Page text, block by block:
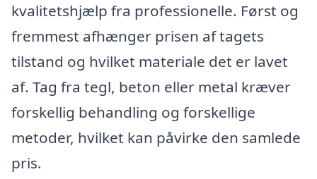
kvalitetshjælp fra professionelle. Først og
fremmest afhænger prisen af tagets
tilstand og hvilket materiale det er lavet
af. Tag fra tegl, beton eller metal kræver
forskellig behandling og forskellige
metoder, hvilket kan påvirke den samlede
pris.